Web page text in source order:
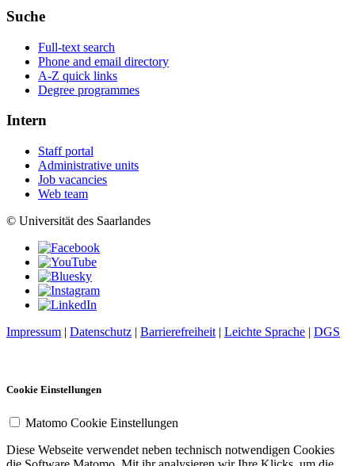
Suche
Full-text search
Phone and email directory
A-Z quick links
Degree programmes
Intern
Staff portal
Administrative units
Job vacancies
Web team
© Universität des Saarlandes
Impressum | Datenschutz | Barrierefreiheit | Leichte Sprache | DGS
Cookie Einstellungen
Matomo Cookie Einstellungen
Diese Webseite verwendet neben technisch notwendigen Cookies